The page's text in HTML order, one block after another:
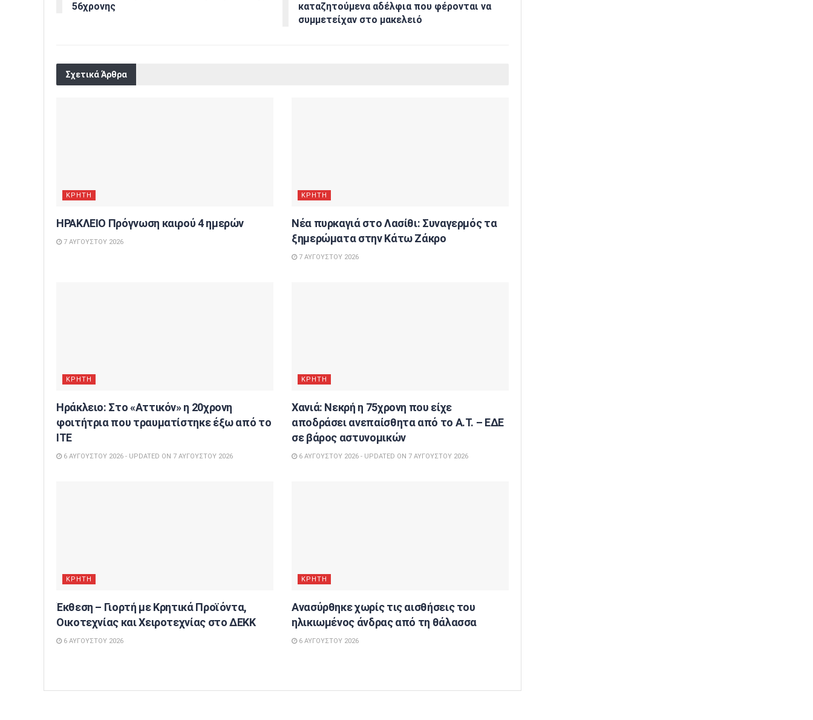
56χρονης
καταζητούμενα αδέλφια που φέρονται να
συμμετείχαν στο μακελειό
Σχετικά Άρθρα
ΚΡΗΤΗ
ΗΡΑΚΛΕΙΟ Πρόγνωση καιρού 4 ημερών
7 ΑΥΓΟΎΣΤΟΥ 2026
ΚΡΗΤΗ
Νέα πυρκαγιά στο Λασίθι: Συναγερμός τα
ξημερώματα στην Κάτω Ζάκρο
7 ΑΥΓΟΎΣΤΟΥ 2026
ΚΡΗΤΗ
Ηράκλειο: Στο «Αττικόν» η 20χρονη
φοιτήτρια που τραυματίστηκε έξω από το
ΙΤΕ
6 ΑΥΓΟΎΣΤΟΥ 2026 - UPDATED ON 7 ΑΥΓΟΎΣΤΟΥ 2026
ΚΡΗΤΗ
Χανιά: Νεκρή η 75χρονη που είχε
αποδράσει ανεπαίσθητα από το Α.Τ. – ΕΔΕ
σε βάρος αστυνομικών
6 ΑΥΓΟΎΣΤΟΥ 2026 - UPDATED ON 7 ΑΥΓΟΎΣΤΟΥ 2026
ΚΡΗΤΗ
Έκθεση – Γιορτή με Κρητικά Προϊόντα,
Οικοτεχνίας και Χειροτεχνίας στο ΔΕΚΚ
6 ΑΥΓΟΎΣΤΟΥ 2026
ΚΡΗΤΗ
Ανασύρθηκε χωρίς τις αισθήσεις του
ηλικιωμένος άνδρας από τη θάλασσα
6 ΑΥΓΟΎΣΤΟΥ 2026